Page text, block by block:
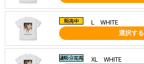
L WHITE
選択する
XL WHITE